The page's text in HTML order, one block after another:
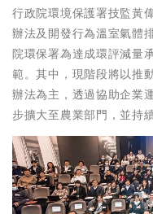
行政院環境保護署技監黃
辦法及開發行為溫室氣體
院環保署為達成環評減量
範。其中，現階段將以推
辦法為主，透過協助企業
步擴大至農業部門，並持